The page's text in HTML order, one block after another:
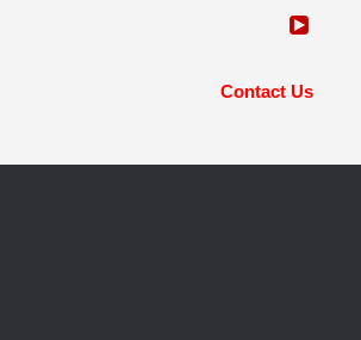
Contact Us